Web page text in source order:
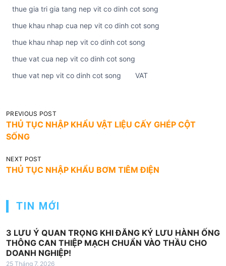
thue gia tri gia tang nep vit co dinh cot song
thue khau nhap cua nep vit co dinh cot song
thue khau nhap nep vit co dinh cot song
thue vat cua nep vit co dinh cot song
thue vat nep vit co dinh cot song
VAT
Đ
i
u
h
g
b
PREVIOUS POST
THỦ TỤC NHẬP KHẨU VẬT LIỆU CẤY GHÉP CỘT
SỐNG
NEXT POST
THỦ TỤC NHẬP KHẨU BƠM TIÊM ĐIỆN
TIN MỚI
3 LƯU Ý QUAN TRỌNG KHI ĐĂNG KÝ LƯU HÀNH ỐNG
THÔNG CAN THIỆP MẠCH CHUẨN VÀO THẦU CHO
DOANH NGHIỆP!
25 Tháng 7, 2026